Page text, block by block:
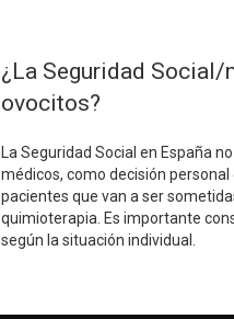
¿La Seguridad
ovocitos?
La Seguridad Social en España
médicos, como decisión
pacientes que van a ser
quimioterapia. Es importante
según la situación individual.